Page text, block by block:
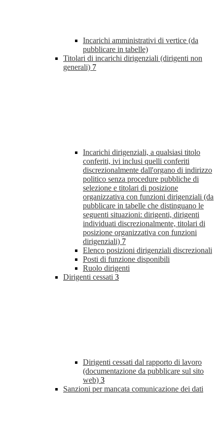
Incarichi amministrativi di vertice (da
pubblicare in tabelle)
Titolari di incarichi dirigenziali (dirigenti non
generali) 7
Incarichi dirigenziali, a qualsiasi titolo
conferiti, ivi inclusi quelli conferiti
discrezionalmente dall'organo di indirizzo
politico senza procedure pubbliche di
selezione e titolari di posizione
organizzativa con funzioni dirigenziali (da
pubblicare in tabelle che distinguano le
seguenti situazioni: dirigenti, dirigenti
individuati discrezionalmente, titolari di
posizione organizzativa con funzioni
dirigenziali) 7
Elenco posizioni dirigenziali discrezionali
Posti di funzione disponibili
Ruolo dirigenti
Dirigenti cessati 3
Dirigenti cessati dal rapporto di lavoro
(documentazione da pubblicare sul sito
web) 3
Sanzioni per mancata comunicazione dei dati